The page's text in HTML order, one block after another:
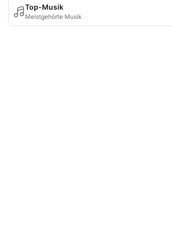
Top-Musik
Meistgehörte Musik